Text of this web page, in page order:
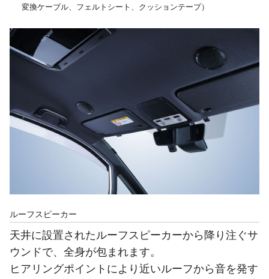
変換ケーブル、フェルトシート、クッションテープ）
ルーフスピーカー
天井に設置されたルーフスピーカーから降り注ぐサ
ウンドで、全身が包まれます。
ヒアリングポイントにより近いルーフから音を発す